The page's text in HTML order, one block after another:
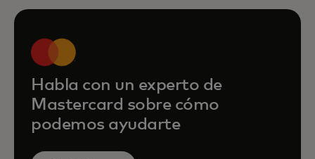
Habla con un experto de
Mastercard sobre cómo
podemos ayudarte